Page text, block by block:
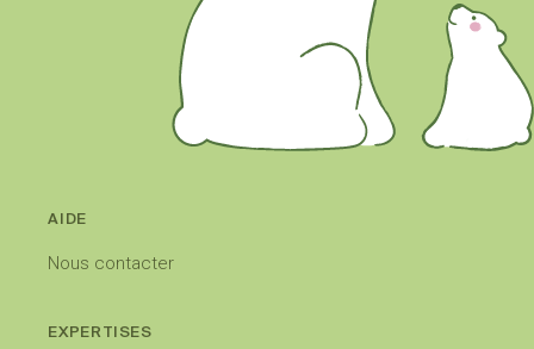
AIDE
Nous contacter
EXPERTISES